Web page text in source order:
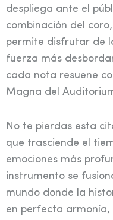
despliega ante el
combinación del
permite disfrutar de
fuerza más
cada nota resuene
Magna del
No te pierdas esta
que trasciende el
emociones más
instrumento se
mundo donde la
en perfecta